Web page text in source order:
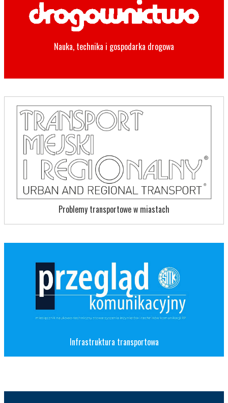
Nauka, technika i gospodarka drogowa
Problemy transportowe w miastach
Infrastruktura transportowa